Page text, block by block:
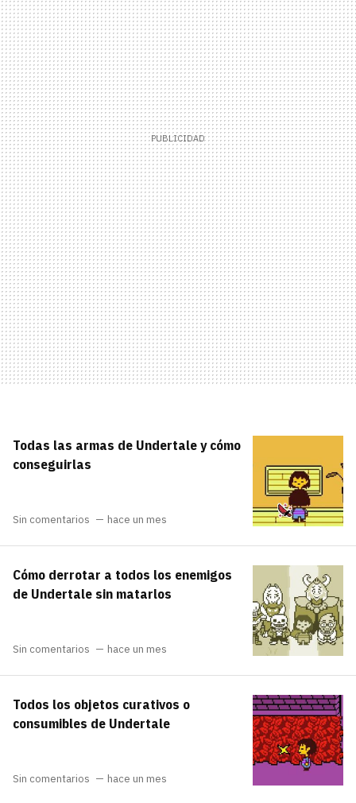
Todas las armas de Undertale y cómo
conseguirlas
Sin comentarios hace un mes
Cómo derrotar a todos los enemigos
de Undertale sin matarlos
Sin comentarios hace un mes
Todos los objetos curativos o
consumibles de Undertale
Sin comentarios hace un mes